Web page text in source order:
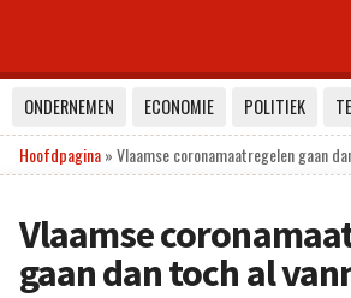
ONDERNEMEN ECONOMIE POLITIEK
Hoofdpagina»Vlaamse coronamaatregelen gaan
Vlaamse
gaan dan toch al